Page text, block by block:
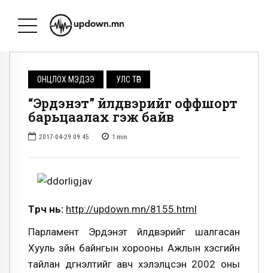
ОНЦЛОХ МЭДЭЭ УЛС ТӨР
“Эрдэнэт” үйлдвэрийг оффшорт
барьцаалах гэж байв
2017-04-29 09:45 1 min
Түрүүч нь: http://updown.mn/8155.html
Парламент Эрдэнэт үйлдвэрийг шалгасан
Хууль зүйн байнгын хорооны Ажлын хэсгийн
тайлан дүгнэлтийг авч хэлэлцсэн 2002 оны